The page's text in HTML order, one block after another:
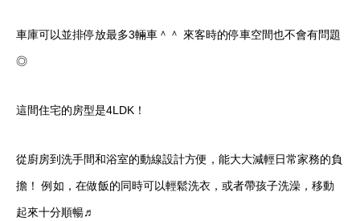
車庫可以並排停放最多3輛車＾＾ 來客時的停車空間也不會有問題
◎
這間住宅的房型是4LDK！
從廚房到洗手間和浴室的動線設計方便，能大大減輕日常家務的負
擔！ 例如，在做飯的同時可以輕鬆洗衣，或者帶孩子洗澡，移動
起來十分順暢♬